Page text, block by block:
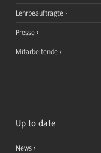
Lehrbeauftragte
Presse
Mitarbeitende
Up to date
News